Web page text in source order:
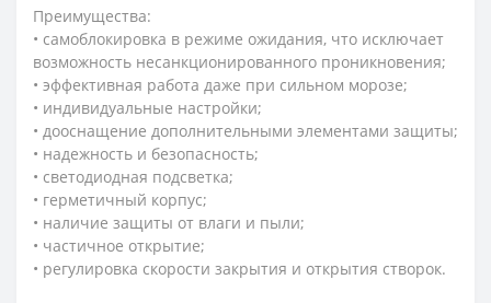
Преимущества:
• самоблокировка в режиме ожидания, что исключает
возможность несанкционированного проникновения;
• эффективная работа даже при сильном морозе;
• индивидуальные настройки;
• дооснащение дополнительными элементами защиты;
• надежность и безопасность;
• светодиодная подсветка;
• герметичный корпус;
• наличие защиты от влаги и пыли;
• частичное открытие;
• регулировка скорости закрытия и открытия створок.